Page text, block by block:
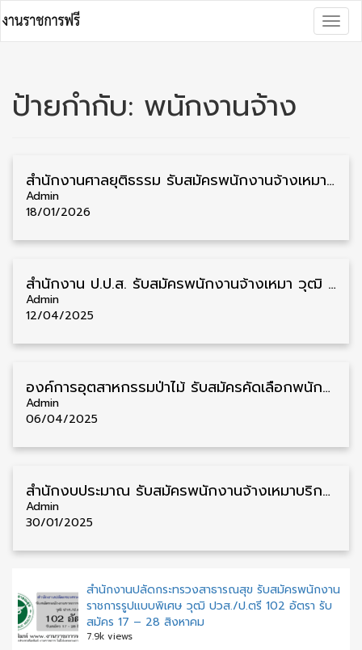
to
content
ป้ายกำกับ: พนักงานจ้าง
สำนักงานศาลยุติธรรม รับสมัครพนักงานจ้างเหมาบริการ วุฒิ ป.ตรี 24 อัตรา รับสมัคร 16 – 20 มกราคม
Admin
18/01/2026
สำนักงาน ป.ป.ส. รับสมัครพนักงานจ้างเหมา วุฒิ ป.ตรี หลายสาขา รับสมัคร 22 – 28 เมษายน
Admin
12/04/2025
องค์การอุตสาหกรรมป่าไม้ รับสมัครคัดเลือกพนักงานจ้าง วุฒิ ม.6/ปวส./ป.ตรี 39 อัตรา รับสมัครตั้งแต่บัดนี้ – 18 เมษายน
Admin
06/04/2025
สำนักงบประมาณ รับสมัครพนักงานจ้างเหมาบริการ วุฒิ ป.ตรี ทุกสาขา 40 อัตรา รับสมัคร 29 มกราคม – 10 กุมภาพันธ์
Admin
30/01/2025
สำนักงานปลัดกระทรวงสาธารณสุข รับสมัครพนักงาน
ราชการรูปแบบพิเศษ วุฒิ ปวส./ป.ตรี 102 อัตรา รับ
สมัคร 17 – 28 สิงหาคม
7.9k views